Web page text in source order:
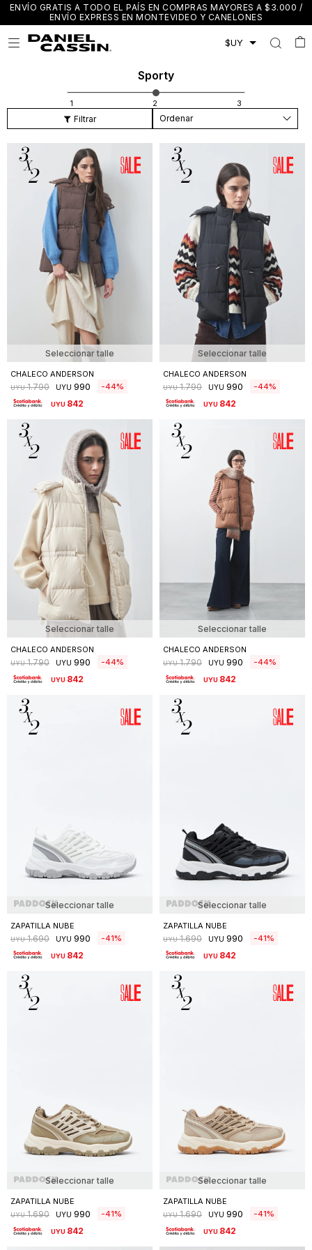
ENVÍO GRATIS A TODO EL PAÍS EN COMPRAS MAYORES A $3.000 /
ENVÍO EXPRESS EN MONTEVIDEO Y CANELONES

Sporty
Recomendados
Seleccionar talle
CHALECO ANDERSON
UYU 1.790 UYU 990 44
UYU 842
Seleccionar talle
CHALECO ANDERSON
UYU 1.790 UYU 990 44
UYU 842
Seleccionar talle
CHALECO ANDERSON
UYU 1.790 UYU 990 44
UYU 842
Seleccionar talle
CHALECO ANDERSON
UYU 1.790 UYU 990 44
UYU 842
Seleccionar talle
ZAPATILLA NUBE
UYU 1.690 UYU 990 41
UYU 842
Seleccionar talle
ZAPATILLA NUBE
UYU 1.690 UYU 990 41
UYU 842
Seleccionar talle
ZAPATILLA NUBE
UYU 1.690 UYU 990 41
UYU 842
Seleccionar talle
ZAPATILLA NUBE
UYU 1.690 UYU 990 41
UYU 842